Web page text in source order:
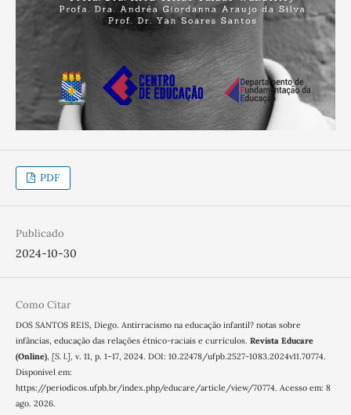
PDF
Publicado
2024-10-30
Como Citar
DOS SANTOS REIS, Diego. Antirracismo na educação infantil? notas sobre
infâncias, educação das relações étnico-raciais e currículos. Revista Educare
(Online), [S. l.], v. 11, p. 1–17, 2024. DOI: 10.22478/ufpb.2527-1083.2024v11.70774.
Disponível em:
https://periodicos.ufpb.br/index.php/educare/article/view/70774. Acesso em: 8
ago. 2026.